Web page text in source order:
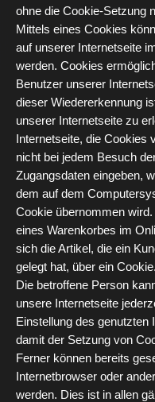
ohne die Cookie-Setzung
Mittels eines Cookies
auf unserer Internetseite
werden. Cookies
Benutzer unserer
dieser Wiedererkennung
unserer Internetseite zu
Internetseite, die Cookies
nicht bei jedem Besuch
Zugangsdaten eingeben,
dem auf dem
Cookie übernommen
eines Warenkorbes im
sich die Artikel, die ein
gelegt hat, über ein Cookie.
Die betroffene Person
unsere Internetseite
Einstellung des genutzten
damit der Setzung von
Ferner können bereits
Internetbrowser oder
werden. Dies ist in allen